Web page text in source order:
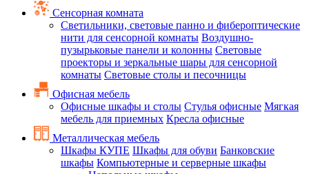
Сенсорная комната
Светильники, световые панно и фибероптические
нити для сенсорной комнаты Воздушно-
пузырьковые панели и колонны Световые
проекторы и зеркальные шары для сенсорной
комнаты Световые столы и песочницы
Офисная мебель
Офисные шкафы и столы Стулья офисные Мягкая
мебель для приемных Кресла офисные
Металлическая мебель
Шкафы КУПЕ Шкафы для обуви Банковские
шкафы Компьютерные и серверные шкафы